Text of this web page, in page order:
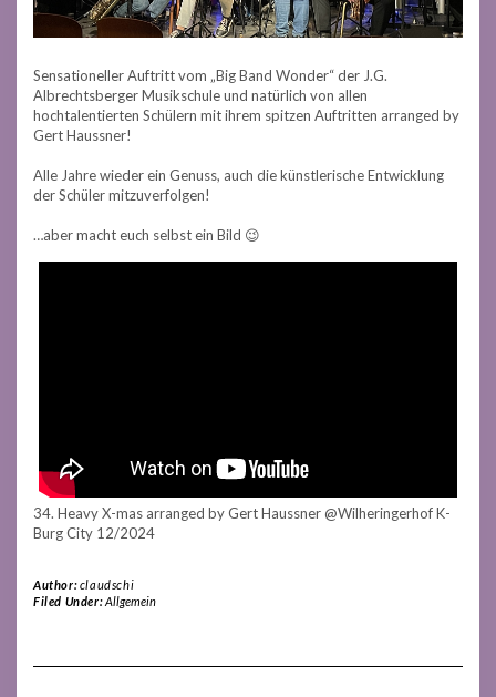
Sensationeller Auftritt vom „Big Band Wonder“ der J.G.
Albrechtsberger Musikschule und natürlich von allen
hochtalentierten Schülern mit ihrem spitzen Auftritten arranged by
Gert Haussner!
Alle Jahre wieder ein Genuss, auch die künstlerische Entwicklung
der Schüler mitzuverfolgen!
…aber macht euch selbst ein Bild 😉
34. Heavy X-mas arranged by Gert Haussner @Wilheringerhof K-
Burg City 12/2024
Author:claudschi
Filed Under:Allgemein